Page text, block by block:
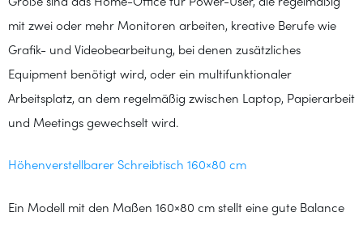
Größe sind das Home-Office für Power-User, die regelmäßig
mit zwei oder mehr Monitoren arbeiten, kreative Berufe wie
Grafik- und Videobearbeitung, bei denen zusätzliches
Equipment benötigt wird, oder ein multifunktionaler
Arbeitsplatz, an dem regelmäßig zwischen Laptop, Papierarbeit
und Meetings gewechselt wird.
Höhenverstellbarer Schreibtisch 160×80 cm
Ein Modell mit den Maßen 160×80 cm stellt eine gute Balance